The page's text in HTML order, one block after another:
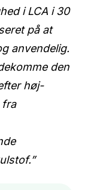
i LCA i 30
på at
anvendelig.
den
høj-